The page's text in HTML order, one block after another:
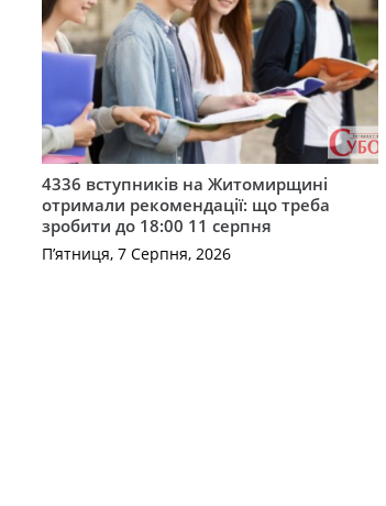
4336 вступників на Житомирщині
отримали рекомендації: що треба
зробити до 18:00 11 серпня
П’ятниця, 7 Серпня, 2026